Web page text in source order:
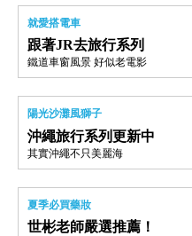
就愛搭電車
跟著JR去旅行系列
鐵道車窗風景 好似老電影
陽光沙灘風獅子
沖繩旅行系列更新中
其實沖繩不只美麗海
夏季必買藥妝
世彬老師嚴選推薦！